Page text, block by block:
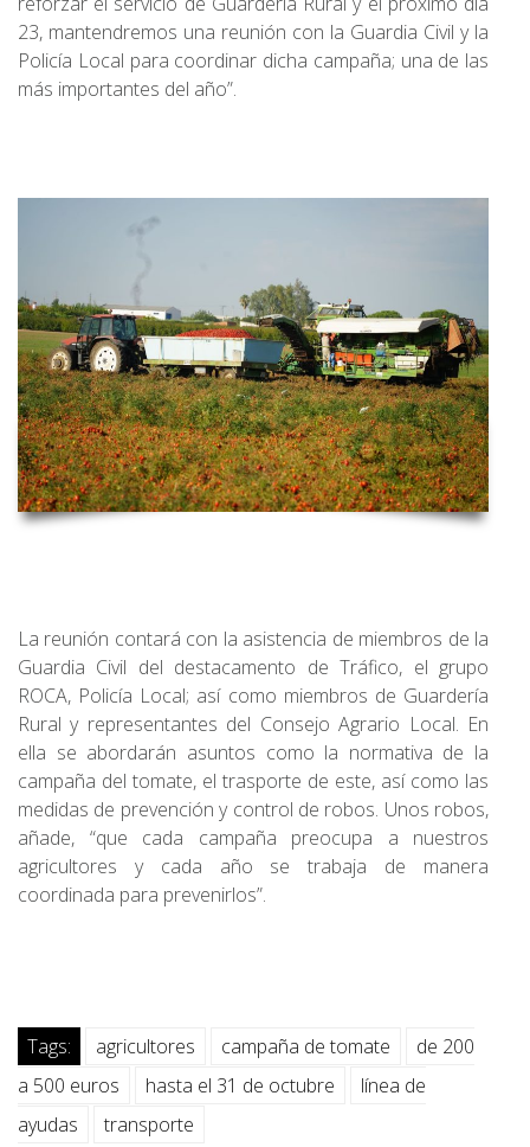
23, mantendremos una reunión con la Guardia Civil y la
Policía Local para coordinar dicha campaña; una de las
más importantes del año”.
La reunión contará con la asistencia de miembros de la
Guardia Civil del destacamento de Tráfico, el grupo
ROCA, Policía Local; así como miembros de Guardería
Rural y representantes del Consejo Agrario Local. En
ella se abordarán asuntos como la normativa de la
campaña del tomate, el trasporte de este, así como las
medidas de prevención y control de robos. Unos robos,
añade, “que cada campaña preocupa a nuestros
agricultores y cada año se trabaja de manera
coordinada para prevenirlos”.
Tags: agricultores campaña de tomate
de 200
a 500 euros
hasta el 31 de octubre
línea de
ayudas
transporte